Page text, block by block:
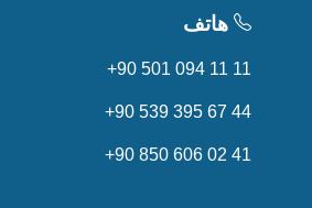
هاتف
+90 501 094 11 11
+90 539 395 67 44
+90 850 606 02 41